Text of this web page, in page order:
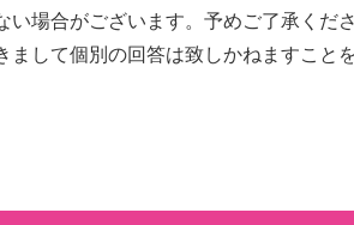
場合がございます。予めご了承くだ
して個別の回答は致しかねますこと